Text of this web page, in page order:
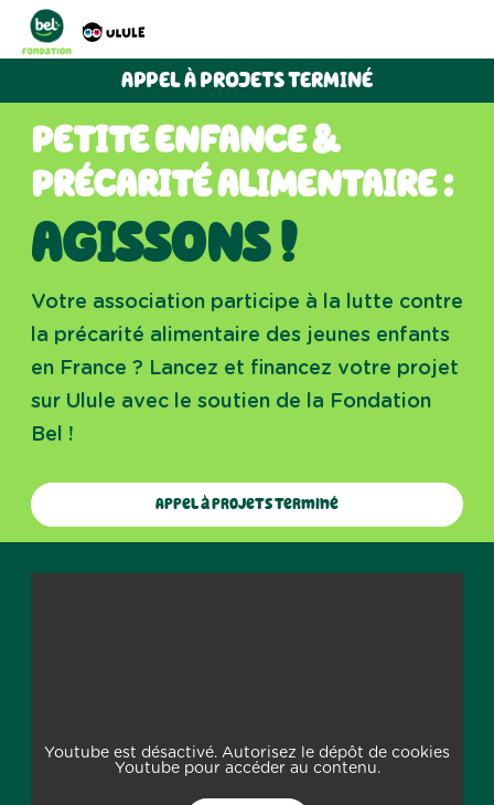
APPEL À PROJETS TERMINÉ
PETITE ENFANCE &
PRÉCARITÉ ALIMENTAIRE :
AGISSONS !
Votre association participe à la lutte contre
la précarité alimentaire des jeunes enfants
en France ? Lancez et financez votre projet
sur Ulule avec le soutien de la Fondation
Bel !
Appel à projets terminé
Youtube est désactivé. Autorisez le dépôt de cookies
Youtube pour accéder au contenu.